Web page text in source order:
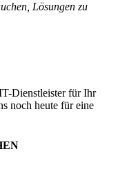
Lösungen zu
Dienstleister für Ihr
noch heute für eine